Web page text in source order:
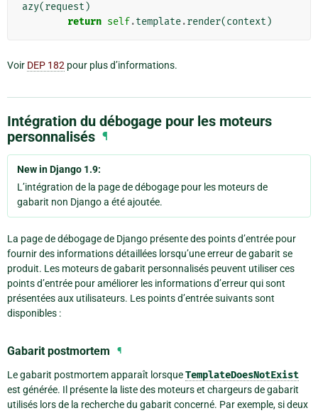
azy(request )
return self.template.render(context )
Voir DEP 182 pour plus d’informations.
Intégration du débogage pour les moteurs
personnalisés ¶
New in Django 1.9:
L’intégration de la page de débogage pour les moteurs de
gabarit non Django a été ajoutée.
La page de débogage de Django présente des points d’entrée pour
fournir des informations détaillées lorsqu’une erreur de gabarit se
produit. Les moteurs de gabarit personnalisés peuvent utiliser ces
points d’entrée pour améliorer les informations d’erreur qui sont
présentées aux utilisateurs. Les points d’entrée suivants sont
disponibles :
Gabarit postmortem ¶
Le gabarit postmortem apparaît lorsqueTemplateDoesNotExist
est générée. Il présente la liste des moteurs et chargeurs de gabarit
utilisés lors de la recherche du gabarit concerné. Par exemple, si deux